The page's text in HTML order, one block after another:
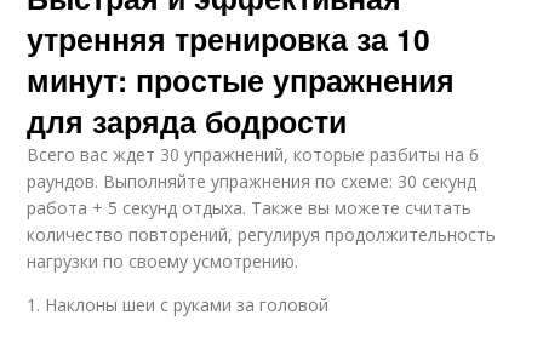
минутных тренировок
Растяжка в утренней
тренировке
Специальные
тренировки
Тренировки для
похудения
Тренировки при
утренняя тренировка за 10
минут: простые упражнения
для заряда бодрости
Всего вас ждет 30 упражнений, которые разбиты на 6
раундов. Выполняйте упражнения по схеме: 30 секунд
работа + 5 секунд отдыха. Также вы можете считать
количество повторений, регулируя продолжительность
нагрузки по своему усмотрению.
1. Наклоны шеи с руками за головой